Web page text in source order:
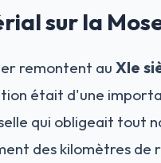
sur la
remontent au XIe
était d'une
qui obligeait tout
des kilomètres de